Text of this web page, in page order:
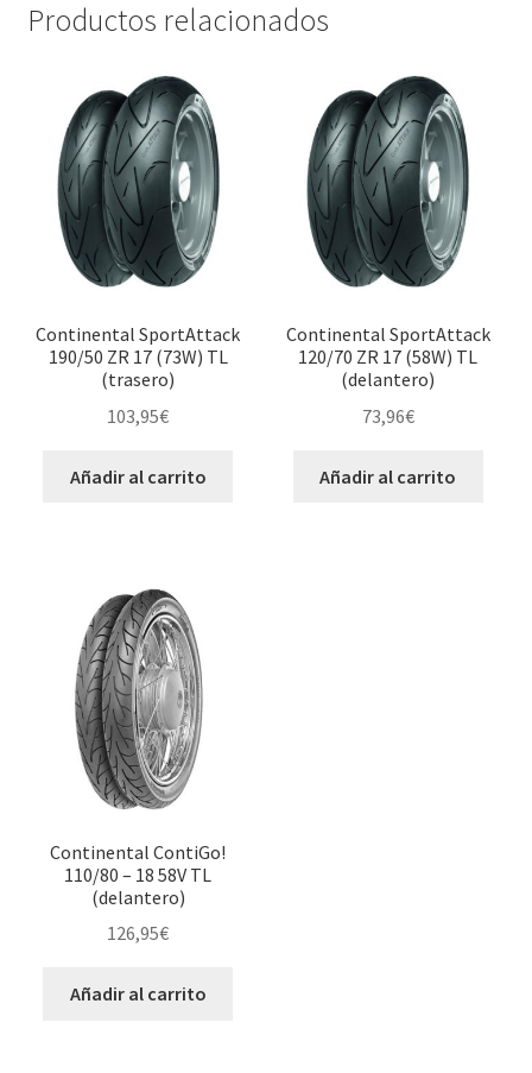
Productos relacionados
Continental SportAttack
190/50 ZR 17 (73W) TL
(trasero)
103,95€
Añadir al carrito
Continental SportAttack
120/70 ZR 17 (58W) TL
(delantero)
73,96€
Añadir al carrito
Continental ContiGo!
110/80 – 18 58V TL
(delantero)
126,95€
Añadir al carrito